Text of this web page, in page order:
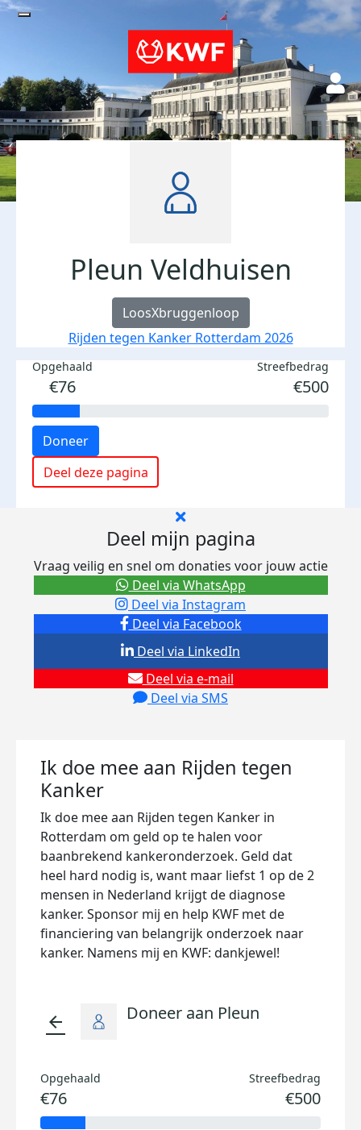
Pleun Veldhuisen
LoosXbruggenloop
Rijden tegen Kanker Rotterdam 2026
Opgehaald
€76
Streefbedrag
€500
Doneer
Deel deze pagina
Deel mijn pagina
Vraag veilig en snel om donaties voor jouw actie
Deel via Facebook
Deel via Instagram
Deel via e-mail
Deel via SMS
Deel via LinkedIn
Deel via WhatsApp
Ik doe mee aan Rijden tegen
Kanker
Ik doe mee aan Rijden tegen Kanker in
Rotterdam om geld op te halen voor
baanbrekend kankeronderzoek. Geld dat
heel hard nodig is, want maar liefst 1 op de 2
mensen in Nederland krijgt de diagnose
kanker. Sponsor mij en help KWF met de
financiering van belangrijk onderzoek naar
kanker. Namens mij en KWF: dankjewel!
arrow_back Doneer aan Pleun
Opgehaald
€76
Streefbedrag
€500